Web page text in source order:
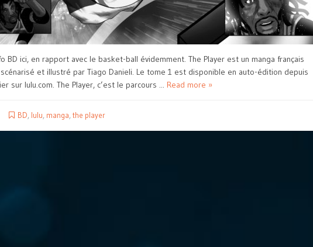
BD ici, en rapport avec le basket-ball évidemment. The Player est un manga français
et illustré par Tiago Danieli. Le tome 1 est disponible en auto-édition depuis
sur lulu.com. The Player, c’est le parcours ... Read more »
BD, lulu, manga, the player